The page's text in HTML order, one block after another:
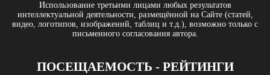
Использование третьими лицами любых результатов
интеллектуальной деятельности, размещённой на Сайте (статей,
видео, логотипов, изображений, таблиц и т.д.), возможно только с
письменного согласования автора.
ПОСЕЩАЕМОСТЬ - РЕЙТИНГИ